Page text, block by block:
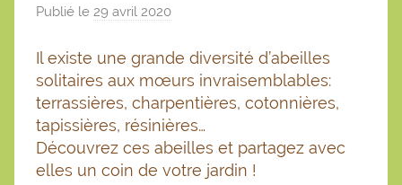
Publié le 29 avril 2020
r
S
é
b
a
s
Il existe une grande diversité d’abeilles
solitaires aux mœurs invraisemblables:
terrassières, charpentières, cotonnières,
tapissières, résinières…
Découvrez ces abeilles et partagez avec
elles un coin de votre jardin !